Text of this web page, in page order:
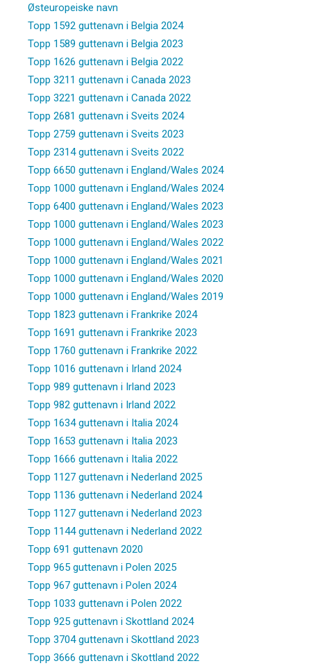
Østeuropeiske navn
Topp 1592 guttenavn i Belgia 2024
Topp 1589 guttenavn i Belgia 2023
Topp 1626 guttenavn i Belgia 2022
Topp 3211 guttenavn i Canada 2023
Topp 3221 guttenavn i Canada 2022
Topp 2681 guttenavn i Sveits 2024
Topp 2759 guttenavn i Sveits 2023
Topp 2314 guttenavn i Sveits 2022
Topp 6650 guttenavn i England/Wales 2024
Topp 1000 guttenavn i England/Wales 2024
Topp 6400 guttenavn i England/Wales 2023
Topp 1000 guttenavn i England/Wales 2023
Topp 1000 guttenavn i England/Wales 2022
Topp 1000 guttenavn i England/Wales 2021
Topp 1000 guttenavn i England/Wales 2020
Topp 1000 guttenavn i England/Wales 2019
Topp 1823 guttenavn i Frankrike 2024
Topp 1691 guttenavn i Frankrike 2023
Topp 1760 guttenavn i Frankrike 2022
Topp 1016 guttenavn i Irland 2024
Topp 989 guttenavn i Irland 2023
Topp 982 guttenavn i Irland 2022
Topp 1634 guttenavn i Italia 2024
Topp 1653 guttenavn i Italia 2023
Topp 1666 guttenavn i Italia 2022
Topp 1127 guttenavn i Nederland 2025
Topp 1136 guttenavn i Nederland 2024
Topp 1127 guttenavn i Nederland 2023
Topp 1144 guttenavn i Nederland 2022
Topp 691 guttenavn 2020
Topp 965 guttenavn i Polen 2025
Topp 967 guttenavn i Polen 2024
Topp 1033 guttenavn i Polen 2022
Topp 925 guttenavn i Skottland 2024
Topp 3704 guttenavn i Skottland 2023
Topp 3666 guttenavn i Skottland 2022